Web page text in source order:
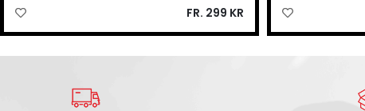
FR. 299 KR